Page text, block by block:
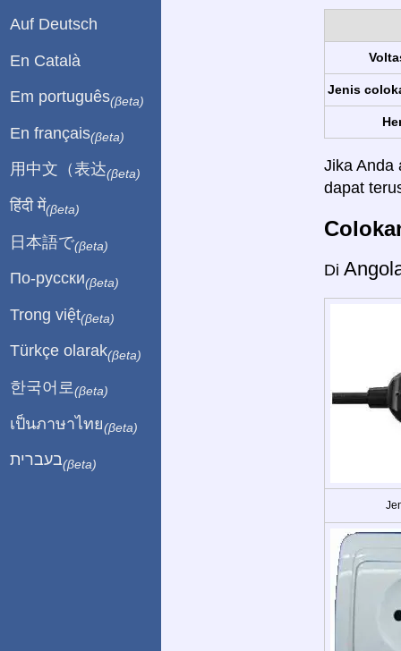
Jenis
Jika Anda
dapat
Di
Auf Deutsch
En Català
Em português(βeta)
En français(βeta)
用中文（表达(βeta)
हिंदी में(βeta)
日本語で(βeta)
По-русски(βeta)
Trong việt(βeta)
Türkçe olarak(βeta)
한국어로 (βeta)
เป็นภาษาไทย(βeta)
בעברית(βeta)